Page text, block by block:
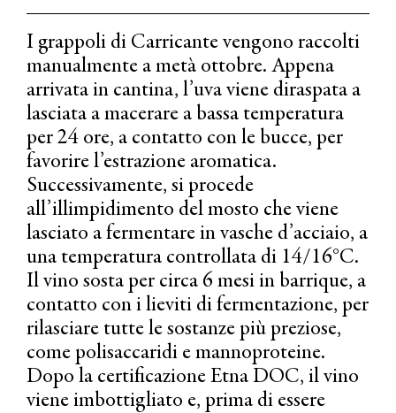
I grappoli di Carricante vengono raccolti
manualmente a metà ottobre. Appena
arrivata in cantina, l’uva viene diraspata a
lasciata a macerare a bassa temperatura
per 24 ore, a contatto con le bucce, per
favorire l’estrazione aromatica.
Successivamente, si procede
all’illimpidimento del mosto che viene
lasciato a fermentare in vasche d’acciaio, a
una temperatura controllata di 14/16°C.
Il vino sosta per circa 6 mesi in barrique, a
contatto con i lieviti di fermentazione, per
rilasciare tutte le sostanze più preziose,
come polisaccaridi e mannoproteine.
Dopo la certificazione Etna DOC, il vino
viene imbottigliato e, prima di essere